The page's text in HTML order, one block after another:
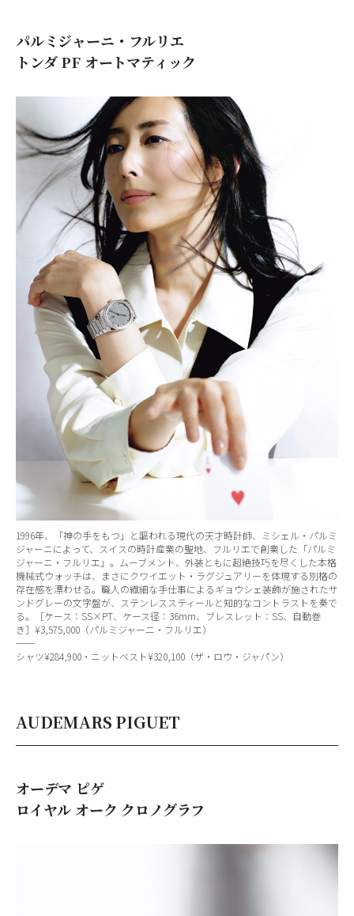
パルミジャーニ・フルリエ
トンダ PF オートマティック
1996年、「神の手をもつ」と謳われる現代の天才時計師、ミシェル・パルミ
ジャーニによって、スイスの時計産業の聖地、フルリエで創業した「パルミ
ジャーニ・フルリエ」。ムーブメント、外装ともに超絶技巧を尽くした本格
機械式ウォッチは、まさにクワイエット・ラグジュアリーを体現する別格の
存在感を漂わせる。職人の繊細な手仕事によるギョウシェ装飾が施されたサ
ンドグレーの文字盤が、ステンレススティールと知的なコントラストを奏で
る。［ケース：SS×PT、ケース径：36mm、ブレスレット：SS、自動巻
き］¥3,575,000（パルミジャーニ・フルリエ）
──
シャツ¥284,900・ニットベスト¥320,100（ザ・ロウ・ジャパン）
AUDEMARS PIGUET
オーデマ ピゲ
ロイヤル オーク クロノグラフ